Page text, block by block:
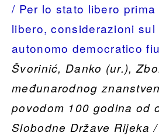
/ Per lo stato libero prima
libero, considerazioni sul
autonomo democratico
Švorinić, Danko (ur.),
međunarodnog
povodom 100 godina od
Slobodne Države Rijeka